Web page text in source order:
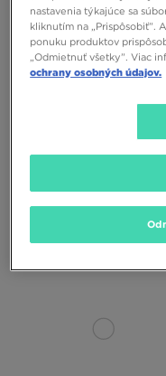
nastavenia týkajúce sa
kliknutím na „Prispôsobiť”.
ponuku produktov
„Odmietnuť všetky”. Viac
ochrany osobných údajov.